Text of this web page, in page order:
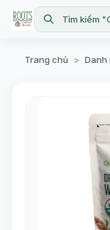
Tìm kiếm
Trang chủ > Danh